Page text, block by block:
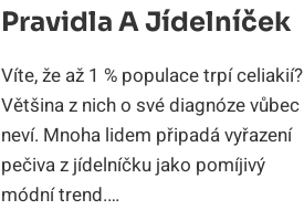
Pravidla A Jídelníček
Víte, že až 1 % populace trpí celiakií?
Většina z nich o své diagnóze vůbec
neví. Mnoha lidem připadá vyřazení
pečiva z jídelníčku jako pomíjivý
módní trend.…